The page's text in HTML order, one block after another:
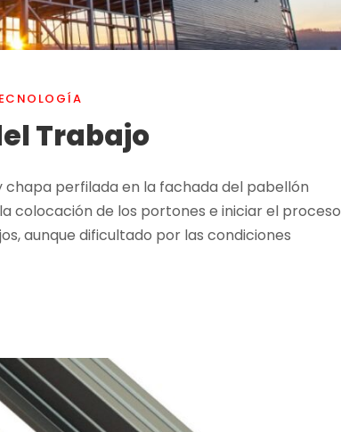
Trabajo
chapa perfilada en la fachada del pabellón
colocación de los portones e iniciar el proceso
aunque dificultado por las condiciones